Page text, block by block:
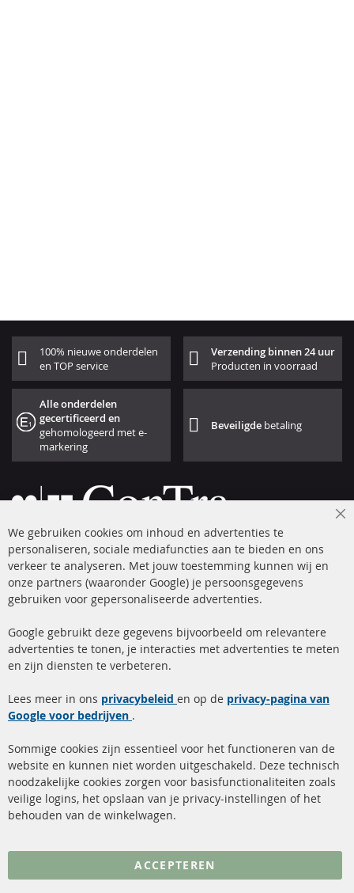
100% nieuwe onderdelen
en TOP service
Verzending binnen 24 uur
Producten in voorraad
Alle onderdelen
gecertificeerd en
gehomologeerd met e-
markering
Beveiligde betaling
+49 (0) 4533 799 00 0
ma-do: 09-17 u, vr Fr 09-16 u
info@contra-automotive.de
facebook
instagram
Snelle links
Roetfilter reiniging
Katalysator (KAT)
sensoren
FAQ
Kundenservice
Verzendingskosten
Contact
Annuleer contract
Gegevensbescherming
We gebruiken cookies om inhoud en advertenties te
personaliseren, sociale mediafuncties aan te bieden en ons
verkeer te analyseren. Met jouw toestemming kunnen wij en
onze partners (waaronder Google) je persoonsgegevens
gebruiken voor gepersonaliseerde advertenties.
Google gebruikt deze gegevens bijvoorbeeld om relevantere
advertenties te tonen, je interacties met advertenties te meten
en zijn diensten te verbeteren.
Lees meer in ons privacybeleid en op de privacy-pagina van
Google voor bedrijven .
Sommige cookies zijn essentieel voor het functioneren van de
website en kunnen niet worden uitgeschakeld. Deze technisch
noodzakelijke cookies zorgen voor basisfunctionaliteiten zoals
veilige logins, het opslaan van je privacy-instellingen of het
behouden van de winkelwagen.
ACCEPTEREN